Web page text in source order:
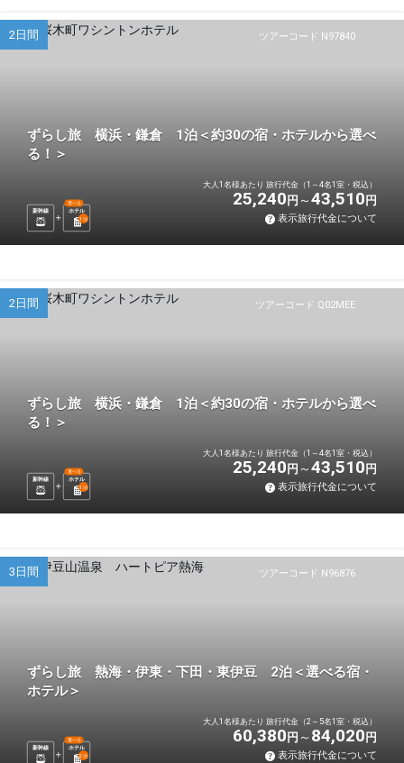
ツアーコード N97840
2日間
ずらし旅 横浜・鎌倉 1泊＜約30の宿・ホテルから選べ
る！＞
新幹線 ホテル
選べる
1 泊
大人1名様あたり 旅行代金（1～4名1室・税込）
25,240 円 43,510 円
表示旅行代金について
ツアーコード Q02MEE
2日間
ずらし旅 横浜・鎌倉 1泊＜約30の宿・ホテルから選べ
る！＞
新幹線 ホテル
選べる
1 泊
大人1名様あたり 旅行代金（1～4名1室・税込）
25,240 円 43,510 円
表示旅行代金について
ツアーコード N96876
3日間
ずらし旅 熱海・伊東・下田・東伊豆 2泊＜選べる宿・
ホテル＞
新幹線 ホテル
選べる
2泊
大人1名様あたり 旅行代金（2～5名1室・税込）
60,380 円 84,020 円
表示旅行代金について